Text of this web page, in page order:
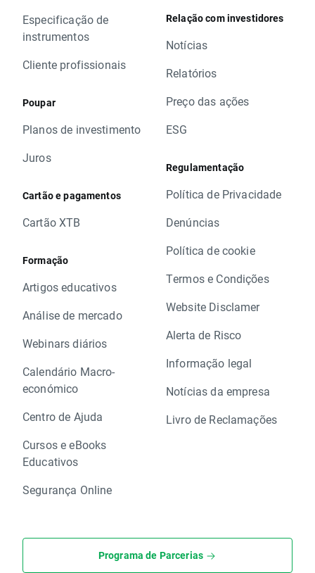
Especificação de
instrumentos
Cliente profissionais
Poupar
Planos de investimento
Juros
Cartão e pagamentos
Cartão XTB
Formação
Artigos educativos
Análise de mercado
Webinars diários
Calendário Macro-
económico
Centro de Ajuda
Cursos e eBooks
Educativos
Segurança Online
Relação com investidores
Notícias
Relatórios
Preço das ações
ESG
Regulamentação
Política de Privacidade
Denúncias
Política de cookie
Termos e Condições
Website Disclamer
Alerta de Risco
Informação legal
Notícias da empresa
Livro de Reclamações
Programa de Parcerias